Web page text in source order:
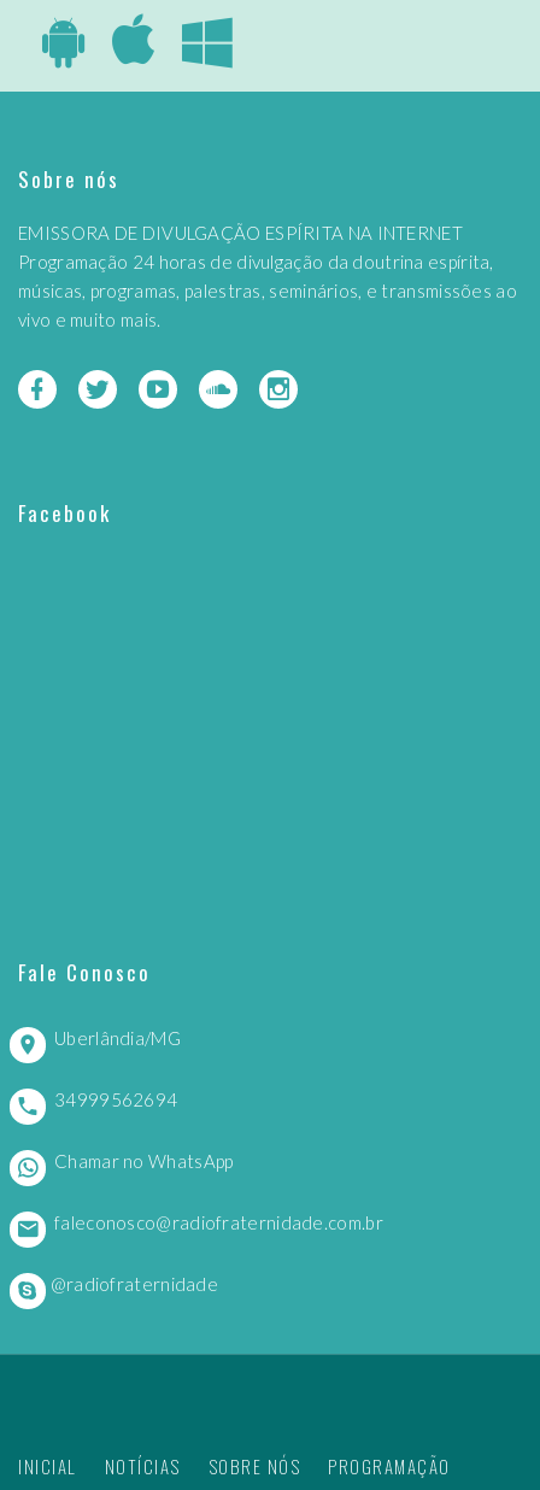
Sobre nós
EMISSORA DE DIVULGAÇÃO ESPÍRITA NA INTERNET
Programação 24 horas de divulgação da doutrina espírita,
músicas, programas, palestras, seminários, e transmissões ao
vivo e muito mais.
Facebook
Fale Conosco
Uberlândia/MG
34999562694
Chamar no WhatsApp
faleconosco@radiofraternidade.com.br
@radiofraternidade
INICIAL NOTÍCIAS SOBRE NÓS PROGRAMAÇÃO